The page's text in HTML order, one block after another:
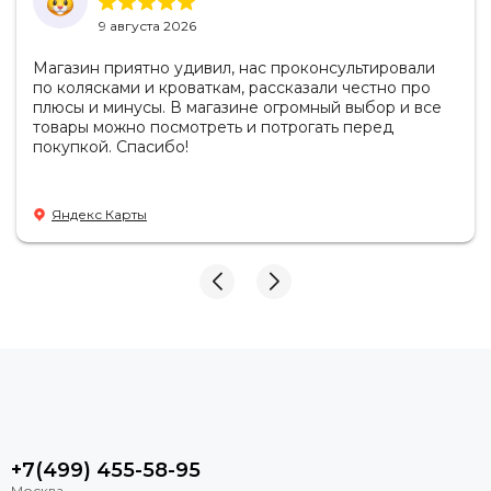
9 августа 2026
Магазин приятно удивил, нас проконсультировали
по колясками и кроваткам, рассказали честно про
плюсы и минусы. В магазине огромный выбор и все
товары можно посмотреть и потрогать перед
покупкой. Спасибо!
Яндекс Карты
+7(499) 455-58-95